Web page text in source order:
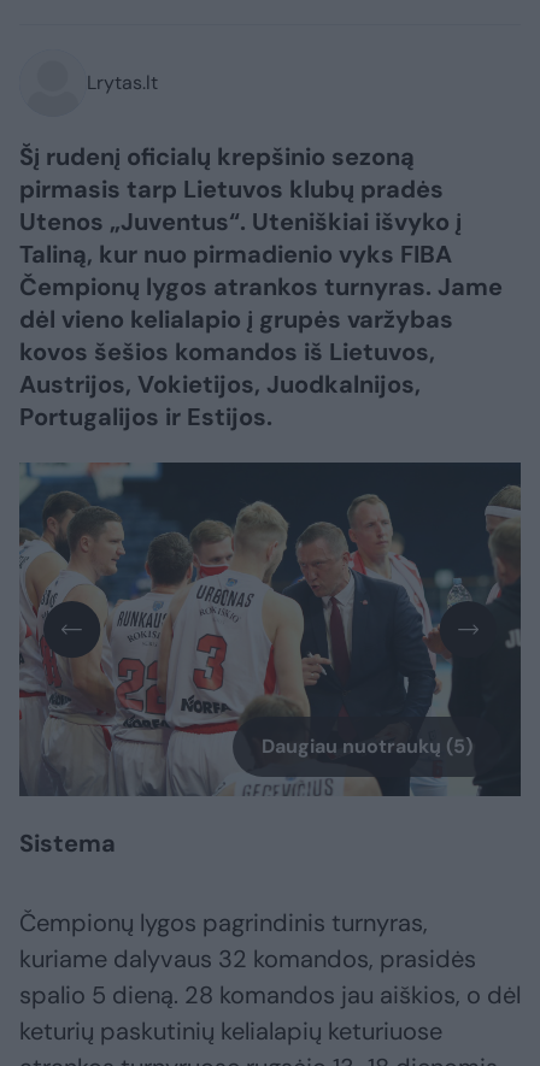
Lrytas.lt
Šį rudenį oficialų krepšinio sezoną
pirmasis tarp Lietuvos klubų pradės
Utenos „Juventus“. Uteniškiai išvyko į
Taliną, kur nuo pirmadienio vyks FIBA
Čempionų lygos atrankos turnyras. Jame
dėl vieno kelialapio į grupės varžybas
kovos šešios komandos iš Lietuvos,
Austrijos, Vokietijos, Juodkalnijos,
Portugalijos ir Estijos.
Daugiau nuotraukų (5)
Sistema
Čempionų lygos pagrindinis turnyras,
kuriame dalyvaus 32 komandos, prasidės
spalio 5 dieną. 28 komandos jau aiškios, o dėl
keturių paskutinių kelialapių keturiuose